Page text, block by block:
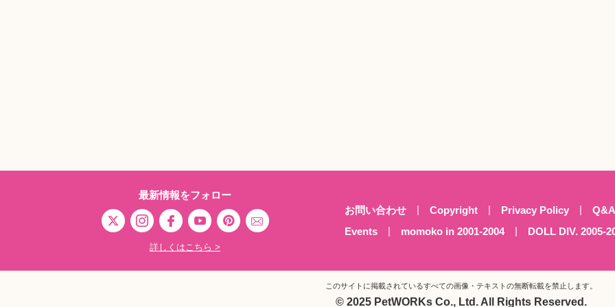
最新情報をフォロー
詳しくはこちら >
お問い合わせ Copyright Privacy Policy Q&A
Events
momoko in 2001-2004 DOLL DIV. 2005-
このサイトに掲載されているすべての画像・テキストの無断転載を禁止します。
© 2025 PetWORKs Co., Ltd. All Rights Reserved.